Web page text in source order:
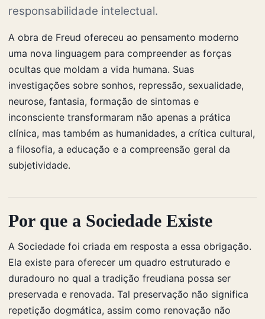
responsabilidade intelectual.
A obra de Freud ofereceu ao pensamento moderno
uma nova linguagem para compreender as forças
ocultas que moldam a vida humana. Suas
investigações sobre sonhos, repressão, sexualidade,
neurose, fantasia, formação de sintomas e
inconsciente transformaram não apenas a prática
clínica, mas também as humanidades, a crítica cultural,
a filosofia, a educação e a compreensão geral da
subjetividade.
Por que a Sociedade Existe
A Sociedade foi criada em resposta a essa obrigação.
Ela existe para oferecer um quadro estruturado e
duradouro no qual a tradição freudiana possa ser
preservada e renovada. Tal preservação não significa
repetição dogmática, assim como renovação não